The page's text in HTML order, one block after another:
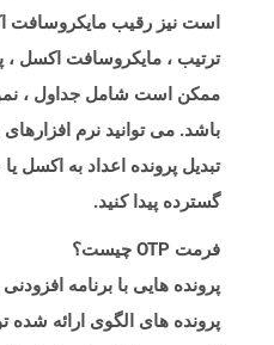
است نیز رقیب
ترتیب ، مایکروسافت اکسل ،
ممکن است شامل جداول ،
باشد. می توانید نرم
تبدیل پرونده اعداد به اکسل
گسترده پیدا کنید.
فرمت OTP چیست؟
پرونده های الگوی ارائه شده